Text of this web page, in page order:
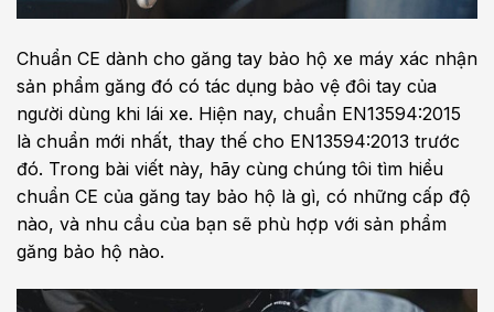
Chuẩn CE dành cho găng tay bảo hộ xe máy xác nhận
sản phẩm găng đó có tác dụng bảo vệ đôi tay của
người dùng khi lái xe. Hiện nay, chuẩn EN13594:2015
là chuẩn mới nhất, thay thế cho EN13594:2013 trước
đó. Trong bài viết này, hãy cùng chúng tôi tìm hiểu
chuẩn CE của găng tay bảo hộ là gì, có những cấp độ
nào, và nhu cầu của bạn sẽ phù hợp với sản phẩm
găng bảo hộ nào.